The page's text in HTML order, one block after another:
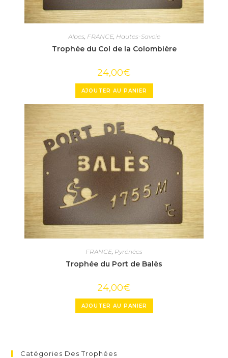
Alpes FRANCE, Hautes-Savoie
Trophée du Col de la Colombière
24,00€
AJOUTER AU PANIER
FRANCE, Pyrénées
Trophée du Port de Balès
24,00€
AJOUTER AU PANIER
Catégories Des Trophées